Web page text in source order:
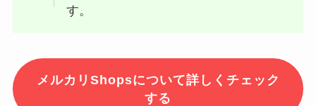
す。
メルカリShopsについて詳しくチェック
する